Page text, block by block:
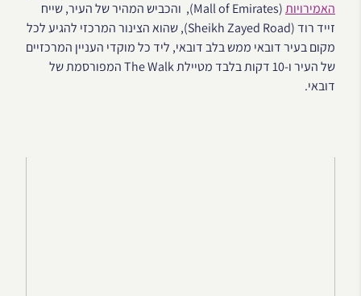
האמירויות
(Mall of Emirates), והכביש המהיר של העיר, שייח
זייד רוד (Sheikh Zayed Road), שהוא הצינור המרכזי להגיע לכל
מקום בעיר דובאי ממש בלב דובאי, ליד כל מוקדי העניין המרכזיים
של העיר ו-10 דקות בלבד מטיילת The Walk המפורסמת של
דובאי.